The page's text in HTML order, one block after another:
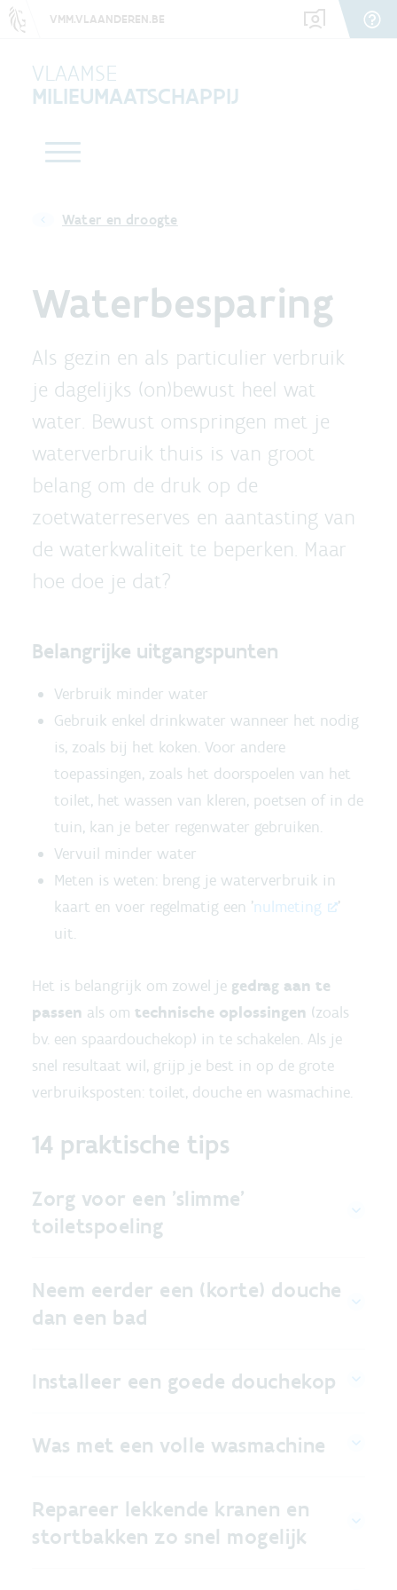
VMM.VLAANDEREN.BE
VLAAMSE
MILIEUMAATSCHAPPIJ
Water en droogte
Waterbesparing
Als gezin en als particulier verbruik
je dagelijks (on)bewust heel wat
water. Bewust omspringen met je
waterverbruik thuis is van groot
belang om de druk op de
zoetwaterreserves en aantasting van
de waterkwaliteit te beperken. Maar
hoe doe je dat?
Belangrijke uitgangspunten
Verbruik minder water
Gebruik enkel drinkwater wanneer het nodig
is, zoals bij het koken. Voor andere
toepassingen, zoals het doorspoelen van het
toilet, het wassen van kleren, poetsen of in de
tuin, kan je beter regenwater gebruiken.
Vervuil minder water
Meten is weten: breng je waterverbruik in
kaart en voer regelmatig een 'nulmeting
'
uit.
Het is belangrijk om zowel je gedrag aan te
passen als om technische oplossingen (zoals
bv. een spaardouchekop) in te schakelen. Als je
snel resultaat wil, grijp je best in op de grote
verbruiksposten: toilet, douche en wasmachine.
14 praktische tips
Zorg voor een 'slimme'
toiletspoeling
Neem eerder een (korte) douche
dan een bad
Installeer een goede douchekop
Was met een volle wasmachine
Repareer lekkende kranen en
stortbakken zo snel mogelijk